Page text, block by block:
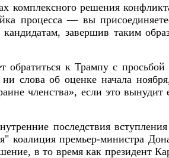
комплексного решения
процесса — вы
завершив таким
к Трампу с просьбой
слова об оценке начала
членства», если это вынудит
последствия
коалиция премьер-министра
в то время как президент